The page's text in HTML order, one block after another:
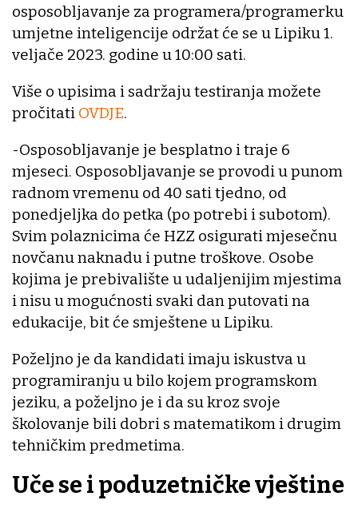
osposobljavanje za programera/programerku
umjetne inteligencije održat će se u Lipiku 1.
veljače 2023. godine u 10:00 sati.
Više o upisima i sadržaju testiranja možete
pročitati OVDJE.
-Osposobljavanje je besplatno i traje 6
mjeseci. Osposobljavanje se provodi u punom
radnom vremenu od 40 sati tjedno, od
ponedjeljka do petka (po potrebi i subotom).
Svim polaznicima će HZZ osigurati mjesečnu
novčanu naknadu i putne troškove. Osobe
kojima je prebivalište u udaljenijim mjestima
i nisu u mogućnosti svaki dan putovati na
edukacije, bit će smještene u Lipiku.
Poželjno je da kandidati imaju iskustva u
programiranju u bilo kojem programskom
jeziku, a poželjno je i da su kroz svoje
školovanje bili dobri s matematikom i drugim
tehničkim predmetima.
Uče se i poduzetničke vještine